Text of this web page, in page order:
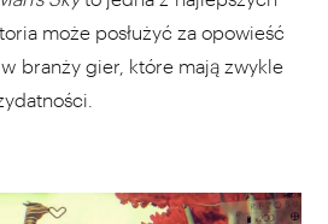
może posłużyć za opowieść
branży gier, które mają zwykle